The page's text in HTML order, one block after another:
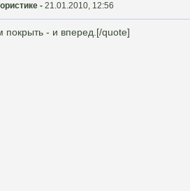
- 21.01.2010, 12:56
- и вперед.[/quote]